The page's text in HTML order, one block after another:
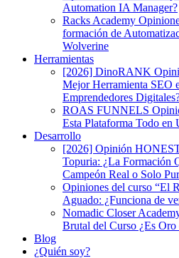
Automation IA Manager?
Racks Academy
formación de
Wolverine
Herramientas
[2026] DinoRANK
Mejor Herramienta SEO
Emprendedores
ROAS FUNNELS
Esta Plataforma Todo
Desarrollo
[2026] Opinión
Topuria: ¿La Formación
Campeón Real o Solo
Opiniones del curso “El
Aguado: ¿Funciona de
Nomadic Closer
Brutal del Curso ¿Es
Blog
¿Quién soy?